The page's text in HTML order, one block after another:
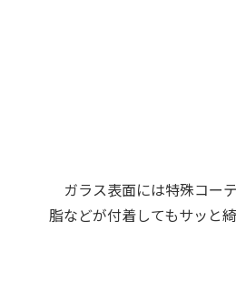
ガラス表面には特殊コー
脂などが付着してもサッと